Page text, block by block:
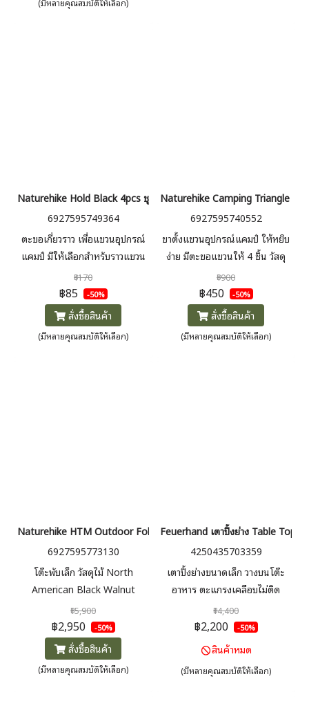
Naturehike Hold Black 4pcs ชุดแขวนเสริม
6927595749364
ตะขอเกี่ยวราว เพื่อแขวนอุปกรณ์
แคมป์ มีให้เลือกสำหรับราวแขวน
3 ขนาด 12mm - 16mm -
19mm
฿170
฿85 -50%
สั่งซื้อสินค้า
(มีหลายคุณสมบัติให้เลือก)
Naturehike Camping Triangle
6927595740552
ขาตั้งแขวนอุปกรณ์แคมป์ ให้หยิบ
ง่าย มีตะขอแขวนให้ 4 ชิ้น วัสดุ
Aluminum Alloy น้ำหนักเบา
ประกอบง่าย พับเก็บเล็กมาพร้อมถุง
ใส่ รับน้ำหนักได้ไม่เกิน 8kg
฿900
฿450 -50%
สั่งซื้อสินค้า
(มีหลายคุณสมบัติให้เลือก)
Naturehike HTM Outdoor Folding Egg Roll Table โต๊ะแคมป์ปิ้ง
6927595773130
โต๊ะพับเล็ก วัสดุไม้ North
American Black Walnut
ฮาร์ดแวร์โลหะโทนสีบรอนซ์ เข้า
กับไม้ หน้าบานม้วนเก็บได้ รับน้ำ
หนักได้ 30kg พร้อมกระเป๋าพกพา
฿5,900
฿2,950 -50%
สั่งซื้อสินค้า
(มีหลายคุณสมบัติให้เลือก)
Feuerhand เตาปิ้งย่าง Table Top
4250435703359
เตาปิ้งย่างขนาดเล็ก วางบนโต๊ะ
อาหาร ตะแกรงเคลือบไม่ติด
อาหาร ระบบระบายอากาศช่วย
ควบคุมอุณหภูมิให้คงที่ ภายนอก
เตาไม่ร้อน ฝาปิดไม้ใช้เป็นแผ่น
รองเตาได้
฿4,400
฿2,200 -50%
สินค้าหมด
(มีหลายคุณสมบัติให้เลือก)